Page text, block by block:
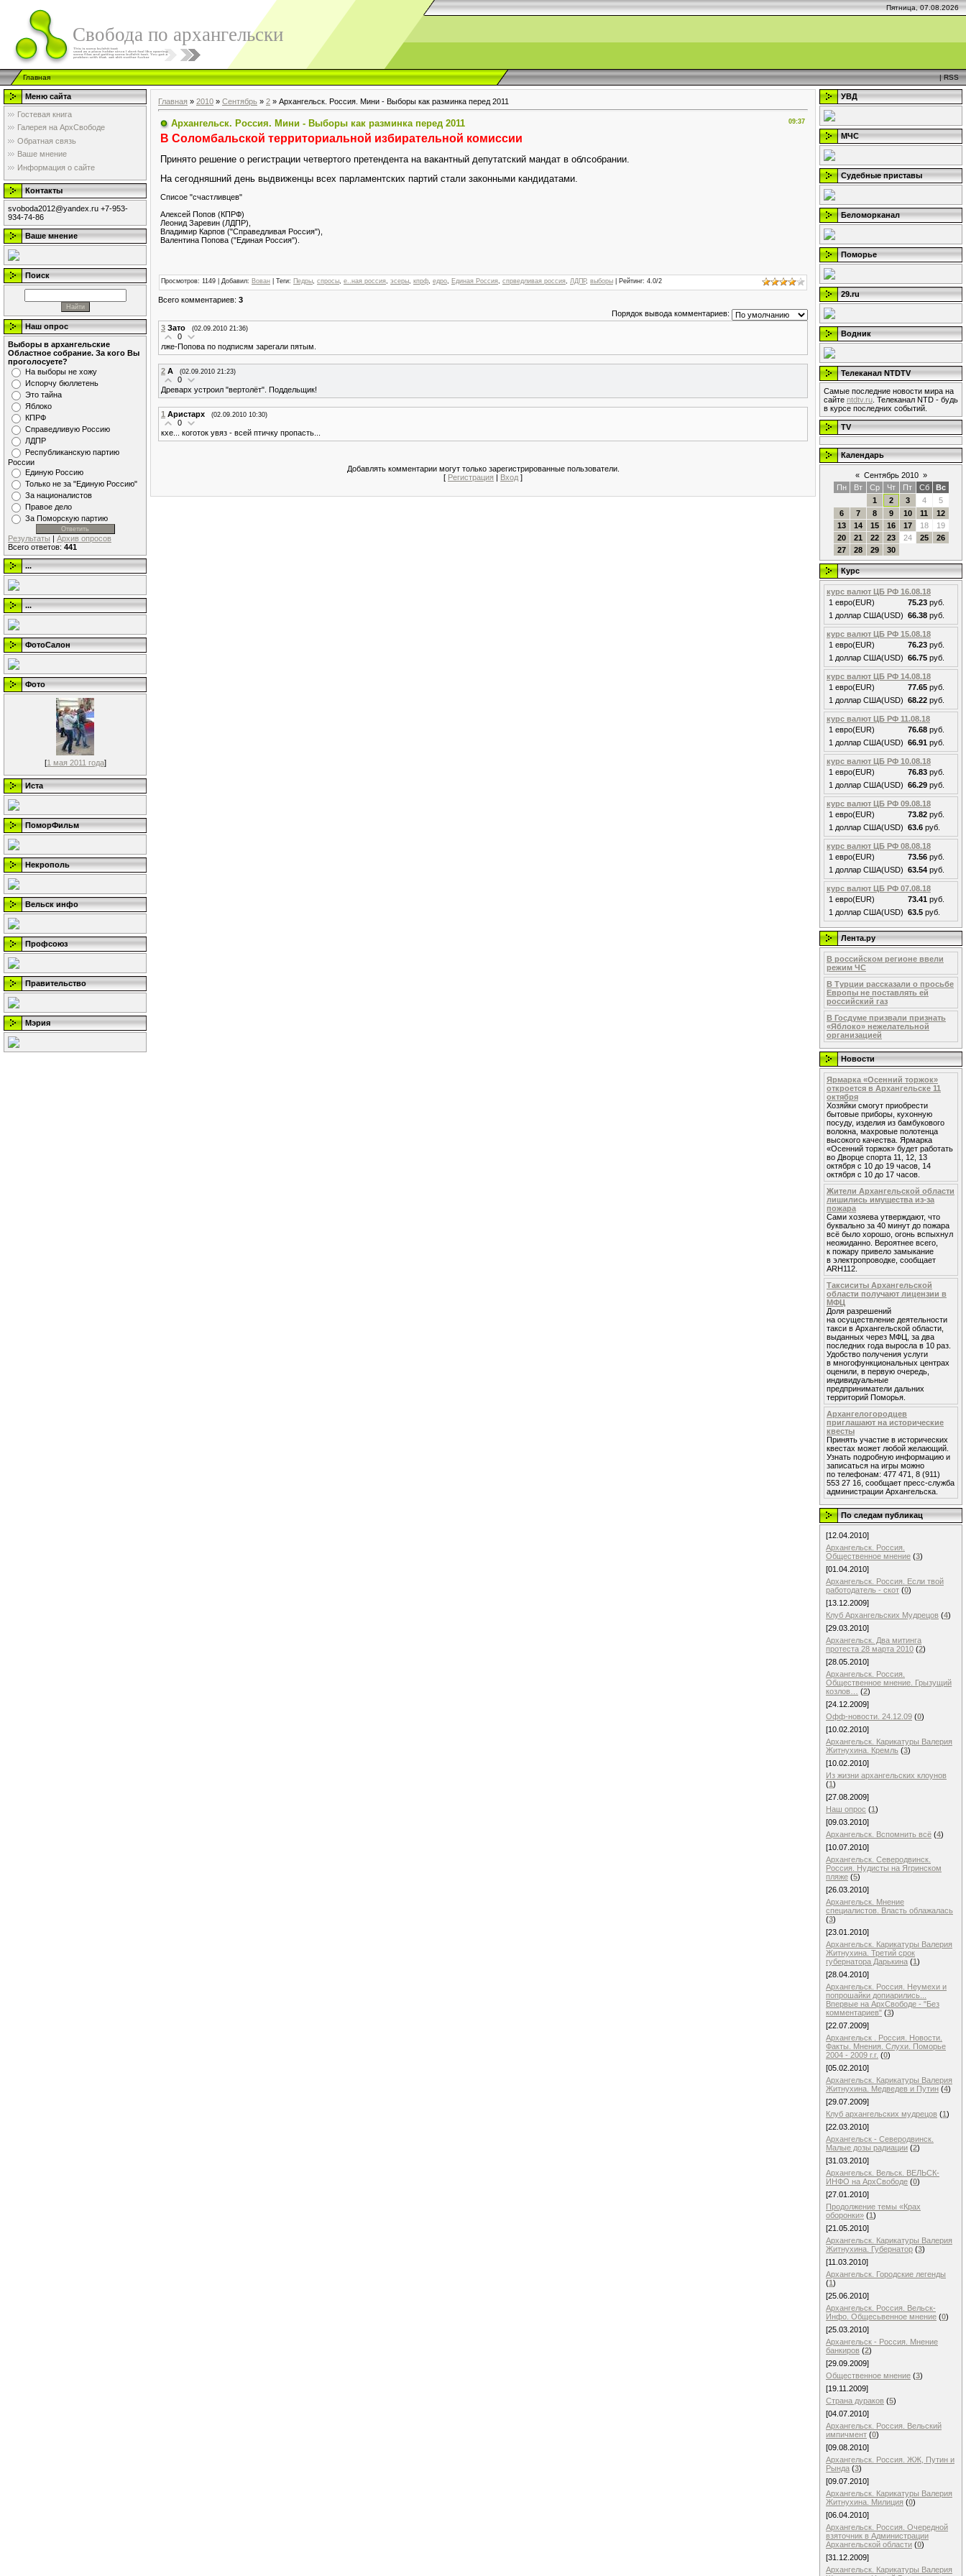
Пятница, 07.08.2026
Свобода по архангельски
Главная |RSS
Меню сайта
Гостевая книга
Галерея на АрхСвободе
Обратная связь
Ваше мнение
Информация о сайте
Контакты
svoboda2012@yandex.ru +7-953-
934-74-86
Ваше мнение
Поиск
Наш опрос
Выборы в архангельские
Областное собрание. За кого Вы
проголосуете?
На выборы не хожу
Испорчу бюллетень
Это тайна
Яблоко
КПРФ
Справедливую Россию
ЛДПР
Республиканскую партию
России
Единую Россию
Только не за "Единую Россию"
За националистов
Правое дело
За Поморскую партию
Результаты | Архив опросов
Всего ответов: 441
...
...
ФотоСалон
Фото
[1 мая 2011 года]
Иста
ПоморФильм
Некрополь
Вельск инфо
Профсоюз
Правительство
Мэрия
Главная » 2010 » Сентябрь » 2 » Архангельск. Россия. Мини - Выборы как разминка перед 2011
09:37
Архангельск. Россия. Мини - Выборы как разминка перед 2011
В Соломбальской территориальной избирательной комиссии
Принято решение о регистрации четвертого претендента на вакантный депутатский мандат в облсобрании.
На сегодняшний день выдвиженцы всех парламентских партий стали законными кандидатами.
Списое "счастливцев"
Алексей Попов (КПРФ)
Леонид Заревин (ЛДПР),
Владимир Карпов ("Справедливая Россия"),
Валентина Попова ("Единая Россия").
Просмотров: 1149 | Добавил: Вован Теги: Педры спросы е..ная россия эсеры кпрф едро Единая Россия спрведливая россия ЛДПР, выборы Рейтинг: 4.0/2
Всего комментариев: 3
Порядок вывода комментариев:
3 Зато (02.09.2010 21:36)
0
лже-Попова по подписям зарегали пятым.
2 А (02.09.2010 21:23)
0
Древарх устроил "вертолёт". Поддельщик!
1 Аристарх (02.09.2010 10:30)
0
кхе... коготок увяз - всей птичку пропасть...
Добавлять комментарии могут только зарегистрированные пользователи.
[ Регистрация | Вход ]
УВД
МЧС
Судебные приставы
Беломорканал
Поморье
29.ru
Водник
Телеканал NTDTV
Самые последние новости мира на
сайте ntdtv.ru . Телеканал NTD - будь
в курсе последних событий.
TV
Календарь
« Сентябрь 2010 »
Пн
Вт Ср Чт Пт Сб
Вс
1
2 3 4
5
6
7 8 9 10 11
12
13
14 15 16 17 18
19
20
21 22 23 24 25
26
27
28 29 30
Курс
курс валют ЦБ РФ 16.08.18
1 евро(EUR)
75.23 руб.
1 доллар США(USD) 66.38 руб.
курс валют ЦБ РФ 15.08.18
1 евро(EUR)
76.23 руб.
1 доллар США(USD) 66.75 руб.
курс валют ЦБ РФ 14.08.18
1 евро(EUR)
77.65 руб.
1 доллар США(USD) 68.22 руб.
курс валют ЦБ РФ 11.08.18
1 евро(EUR)
76.68 руб.
1 доллар США(USD) 66.91 руб.
курс валют ЦБ РФ 10.08.18
1 евро(EUR)
76.83 руб.
1 доллар США(USD) 66.29 руб.
курс валют ЦБ РФ 09.08.18
1 евро(EUR)
73.82 руб.
1 доллар США(USD) 63.6 руб.
курс валют ЦБ РФ 08.08.18
1 евро(EUR)
73.56 руб.
1 доллар США(USD) 63.54 руб.
курс валют ЦБ РФ 07.08.18
1 евро(EUR)
73.41 руб.
1 доллар США(USD) 63.5 руб.
Лента.ру
В российском регионе ввели
режим ЧС
В Турции рассказали о просьбе
Европы не поставлять ей
российский газ
В Госдуме призвали признать
«Яблоко» нежелательной
организацией
Новости
Ярмарка «Осенний торжок»
откроется в Архангельске 11
октября
Хозяйки смогут приобрести
бытовые приборы, кухонную
посуду, изделия из бамбукового
волокна, махровые полотенца
высокого качества. Ярмарка
«Осенний торжок» будет работать
во Дворце спорта 11, 12, 13
октября с 10 до 19 часов, 14
октября с 10 до 17 часов.
Жители Архангельской области
лишились имущества из-за
пожара
Сами хозяева утверждают, что
буквально за 40 минут до пожара
всё было хорошо, огонь вспыхнул
неожиданно. Вероятнее всего,
к пожару привело замыкание
в электропроводке, сообщает
ARH112.
Таксиситы Архангельской
области получают лицензии в
МФЦ
Доля разрешений
на осуществление деятельности
такси в Архангельской области,
выданных через МФЦ, за два
последних года выросла в 10 раз.
Удобство получения услуги
в многофункциональных центрах
оценили, в первую очередь,
индивидуальные
предприниматели дальних
территорий Поморья.
Архангелогородцев
приглашают на исторические
квесты
Принять участие в исторических
квестах может любой желающий.
Узнать подробную информацию и
записаться на игры можно
по телефонам: 477 471, 8 (911)
553 27 16, сообщает пресс-служба
администрации Архангельска.
По следам публикац
[12.04.2010]
Архангельск. Россия.
Общественное мнение (3)
[01.04.2010]
Архангельск. Россия. Если твой
работодатель - скот (0)
[13.12.2009]
Клуб Архангельских Мудрецов (4)
[29.03.2010]
Архангельск. Два митинга
протеста 28 марта 2010 (2)
[28.05.2010]
Архангельск. Россия.
Общественное мнение. Грызущий
козлов…
(2)
[24.12.2009]
Офф-новости. 24.12.09 (0)
[10.02.2010]
Архангельск. Карикатуры Валерия
Житнухина. Кремль (3)
[10.02.2010]
Из жизни архангельских клоунов
(1)
[27.08.2009]
Наш опрос (1)
[09.03.2010]
Архангельск. Вспомнить всё (4)
[10.07.2010]
Архангельск. Северодвинск.
Россия. Нудисты на Ягринском
пляже (5)
[26.03.2010]
Архангельск. Мнение
специалистов. Власть облажалась
(3)
[23.01.2010]
Архангельск. Карикатуры Валерия
Житнухина. Третий срок
губернатора Дарькина (1)
[28.04.2010]
Архангельск. Россия. Неумехи и
попрошайки допиарились...
Впервые на АрхСвободе - "Без
комментариев" (3)
[22.07.2009]
Архангельск . Россия. Новости.
Факты. Мнения. Слухи. Поморье
2004 - 2009 г.г. (0)
[05.02.2010]
Архангельск. Карикатуры Валерия
Житнухина. Медведев и Путин (4)
[29.07.2009]
Клуб архангельских мудрецов (1)
[22.03.2010]
Архангельск - Северодвинск.
Малые дозы радиации (2)
[31.03.2010]
Архангельск. Вельск. ВЕЛЬСК-
ИНФО на АрхСвободе (0)
[27.01.2010]
Продолжение темы «Крах
оборонки» (1)
[21.05.2010]
Архангельск. Карикатуры Валерия
Житнухина. Губернатор (3)
[11.03.2010]
Архангельск. Городские легенды
(1)
[25.06.2010]
Архангельск. Россия. Вельск-
Инфо. Общесьвенное мнение (0)
[25.03.2010]
Архангельск - Россия. Мнение
банкиров (2)
[29.09.2009]
Общественное мнение (3)
[19.11.2009]
Страна дураков (5)
[04.07.2010]
Архангельск. Россия. Вельский
импичмент (0)
[09.08.2010]
Архангельск. Россия. ЖЖ, Путин и
Рында (3)
[09.07.2010]
Архангельск. Карикатуры Валерия
Житнухина. Милиция (0)
[06.04.2010]
Архангельск. Россия. Очередной
взяточник в Администрации
Архангельской области (0)
[31.12.2009]
Архангельск. Карикатуры Валерия